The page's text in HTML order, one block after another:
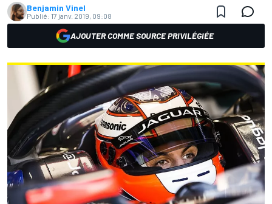
Benjamin Vinel
Publié: 17 janv. 2019, 09:08
AJOUTER COMME SOURCE PRIVILÉGIÉE